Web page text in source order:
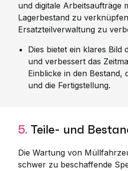
und digitale Arbeitsaufträge
Lagerbestand zu
Ersatzteilverwaltung zu
Dies bietet ein klares Bild
und verbessert das
Einblicke in den
und die Fertigstellung.
5. Teile- und
Die Wartung von
schwer zu beschaffende